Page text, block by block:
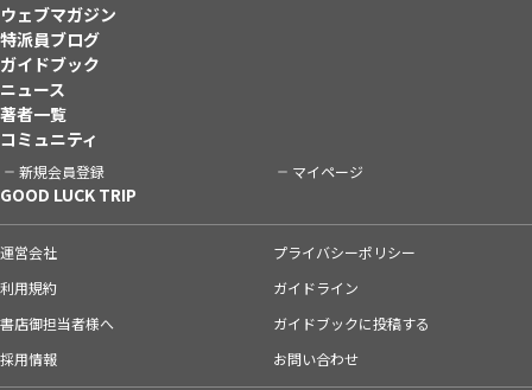
ウェブマガジン
特派員ブログ
ガイドブック
ニュース
著者一覧
コミュニティ
新規会員登録 マイページ
GOOD LUCK TRIP
運営会社
プライバシーポリシー
利用規約
ガイドライン
書店御担当者様へ
ガイドブックに投稿する
採用情報
お問い合わせ